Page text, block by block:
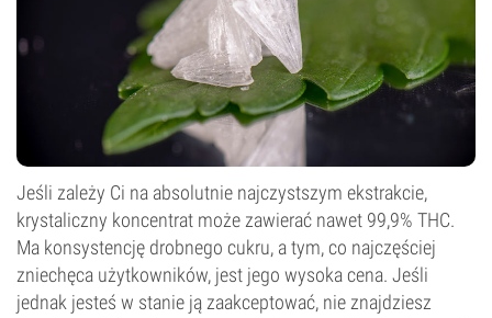
Jeśli zależy Ci na absolutnie najczystszym ekstrakcie,
krystaliczny koncentrat może zawierać nawet 99,9% THC.
Ma konsystencję drobnego cukru, a tym, co najczęściej
zniechęca użytkowników, jest jego wysoka cena. Jeśli
jednak jesteś w stanie ją zaakceptować, nie znajdziesz